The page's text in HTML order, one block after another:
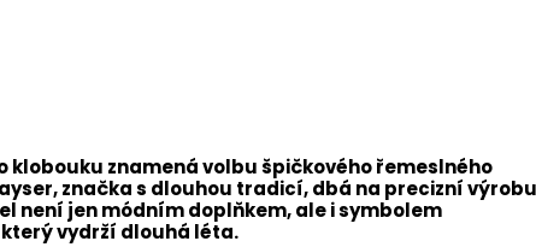
klobouku znamená volbu špičkového řemeslného
značka s dlouhou tradicí, dbá na precizní výrobu
není jen módním doplňkem, ale i symbolem
vydrží dlouhá léta.